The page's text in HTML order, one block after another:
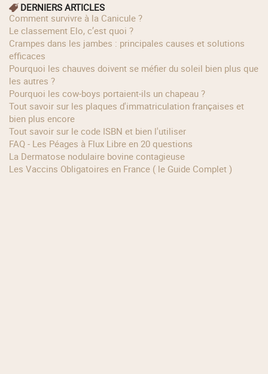
DERNIERS ARTICLES
Comment survivre à la Canicule ?
Le classement Elo, c’est quoi ?
Crampes dans les jambes : principales causes et solutions
efficaces
Pourquoi les chauves doivent se méfier du soleil bien plus que
les autres ?
Pourquoi les cow‑boys portaient‑ils un chapeau ?
Tout savoir sur les plaques d'immatriculation françaises et
bien plus encore
Tout savoir sur le code ISBN et bien l'utiliser
FAQ - Les Péages à Flux Libre en 20 questions
La Dermatose nodulaire bovine contagieuse
Les Vaccins Obligatoires en France ( le Guide Complet )